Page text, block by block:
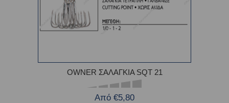
OWNER ΣΑΛΑΓΚΙΑ SQT 21
Από €5,80